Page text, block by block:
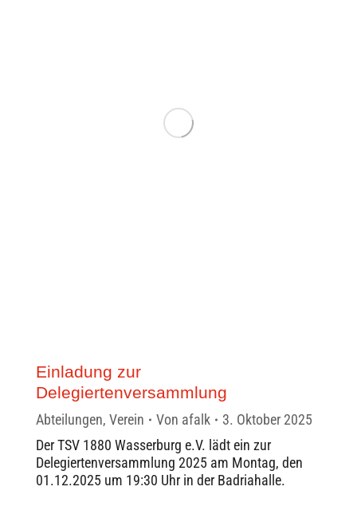
Einladung zur
Delegiertenversammlung
Abteilungen, Verein Von afalk
3. Oktober 2025
Der TSV 1880 Wasserburg e.V. lädt ein zur
Delegiertenversammlung 2025 am Montag, den
01.12.2025 um 19:30 Uhr in der Badriahalle.